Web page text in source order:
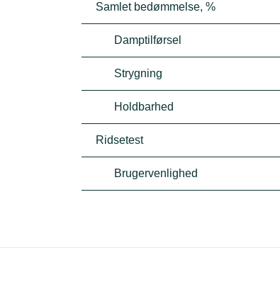
Samlet bedømmelse, %
Damptilførsel
Strygning
Holdbarhed
Ridsetest
Brugervenlighed